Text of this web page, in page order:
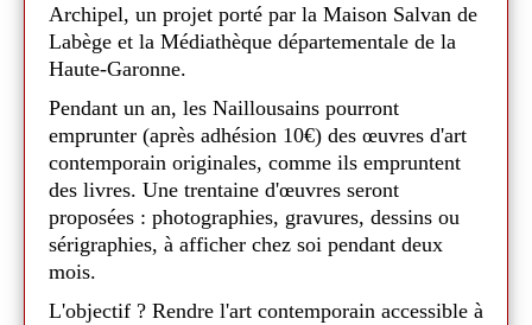
Archipel, un projet porté par la Maison Salvan de
Labège et la Médiathèque départementale de la
Haute-Garonne.
Pendant un an, les Naillousains pourront
emprunter (après adhésion 10€) des œuvres d'art
contemporain originales, comme ils empruntent
des livres. Une trentaine d'œuvres seront
proposées : photographies, gravures, dessins ou
sérigraphies, à afficher chez soi pendant deux
mois.
L'objectif ? Rendre l'art contemporain accessible à